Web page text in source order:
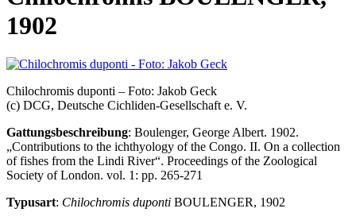
1902
Chilochromis duponti – Foto: Jakob Geck
(c) DCG, Deutsche Cichliden-Gesellschaft e. V.
Gattungsbeschreibung: Boulenger, George Albert. 1902.
„Contributions to the ichthyology of the Congo. II. On a collection
of fishes from the Lindi River“. Proceedings of the Zoological
Society of London. vol. 1: pp. 265-271
Typusart: Chilochromis duponti BOULENGER, 1902